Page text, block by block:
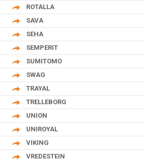
ROTALLA
SAVA
SEHA
SEMPERIT
SUMITOMO
SWAG
TRAYAL
TRELLEBORG
UNION
UNIROYAL
VIKING
VREDESTEIN